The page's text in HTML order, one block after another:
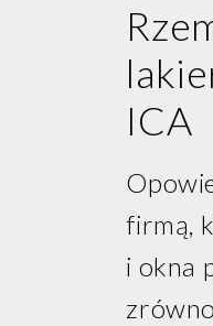
ICA
firmą,
i okna